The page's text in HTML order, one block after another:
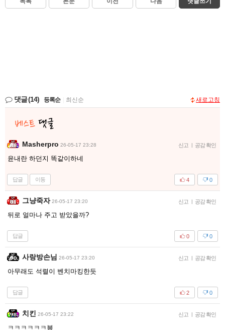
댓글(14) 등록순 최신순 새로고침
Masherpro 26-05-17 23:28 신고 | 공감 확인
윤내란 하던지 똑같이하네
답글 이동 0
4
그냥죽자 26-05-17 23:20 신고 | 공감 확인
뒤로 얼마나 주고 받았을까?
답글 0
0
사랑방손님 26-05-17 23:20 신고 | 공감 확인
아무래도 석렬이 벤치마킹한듯
답글 0
2
치킨 26-05-17 23:22 신고 | 공감 확인
ㅋㅋㅋㅋㅋㅋ븅